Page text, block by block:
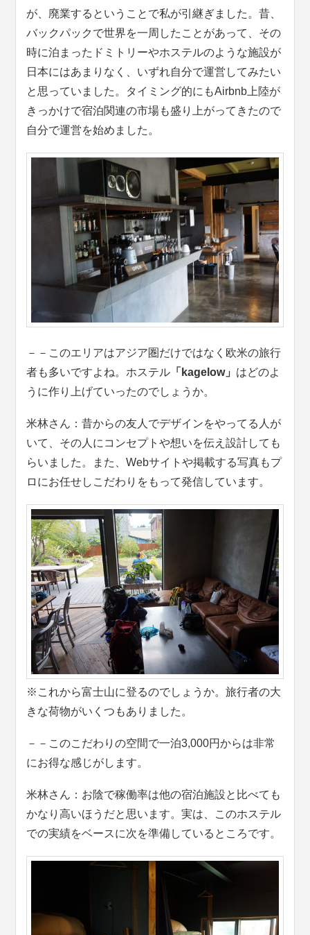
が、廃業するということで私が引継ぎました。昔、
バックパックで世界を一周したことがあって、その
時に泊まったドミトリーやホステルのような施設が
日本にはあまりなく、いずれ自分で運営してみたい
と思っていました。タイミング的にもAirbnb上陸が
きっかけで宿泊関連の市場も盛り上がってきたので
自分で運営を始めました。
－－このエリアはアジア圏だけではなく欧米の旅行
者も多いですよね。ホステル 「kagelow」 はどのよ
うに作り上げていったのでしょうか。
米林さん：昔からの友人でデザインをやってる人が
いて、その人にコンセプトや想いを伝え設計しても
らいました。また、Webサイトや掲載する写真もプ
ロにお任せしこだわりをもって発信しています。
※これから富士山に登るのでしょうか。旅行者の大
きな荷物がいくつもありました。
－－このこだわりの空間で一泊3,000円からは非常
にお得な感じがします。
米林さん：お陰で稼働率は他の宿泊施設と比べても
かなり高いほうだと思います。実は、このホステル
での実績をベースに次を準備しているところです。